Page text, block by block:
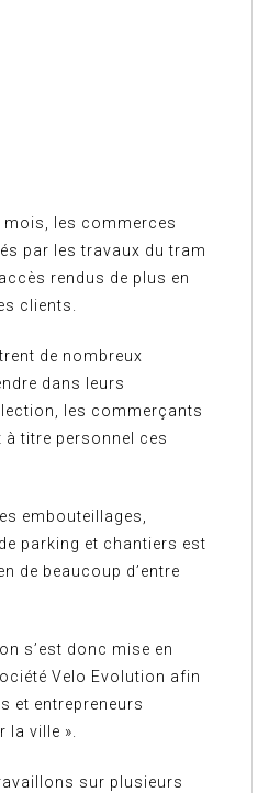
mois, les commerces
par les travaux du tram
rendus de plus en
clients.
de nombreux
dans leurs
les commerçants
à titre personnel ces
embouteillages,
parking et chantiers est
de beaucoup d’entre
s’est donc mise en
Velo Evolution afin
et entrepreneurs
la ville ».
sur plusieurs